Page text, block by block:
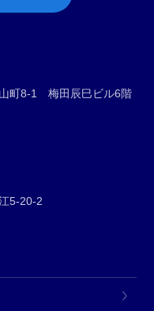
町8-1 梅田辰巳ビル6階
5-20-2